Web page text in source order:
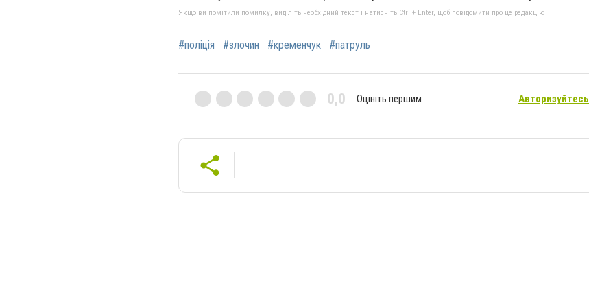
Якщо ви помітили помилку, виділіть необхідний текст і натисніть Ctrl + Enter, щоб повідомити про це редакцію
#поліція #злочин #кременчук #патруль
0,0 Оцініть першим Авторизуйтесь